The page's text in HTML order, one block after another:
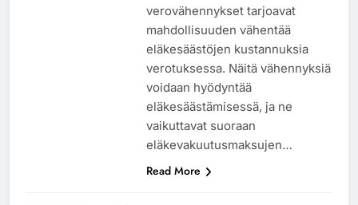
verovähennykset tarjoavat
mahdollisuuden vähentää
eläkesäästöjen kustannuksia
verotuksessa. Näitä vähennyksiä
voidaan hyödyntää
eläkesäästämisessä, ja ne
vaikuttavat suoraan
eläkevakuutusmaksujen…
Read More